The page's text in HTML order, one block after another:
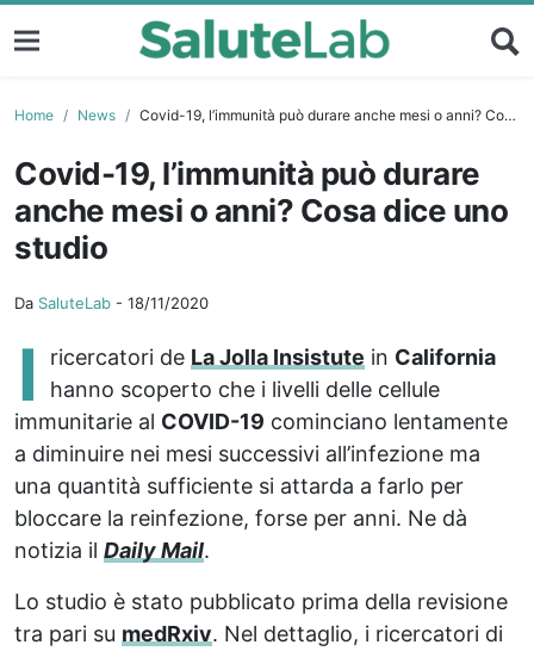
Home News Covid-19, l’immunità può durare anche mesi o anni? Cosa dice uno studio
Covid-19, l’immunità può durare
anche mesi o anni? Cosa dice uno
studio
Da SaluteLab - 18/11/2020
I ricercatori de La Jolla Insistute in California
hanno scoperto che i livelli delle cellule
immunitarie al COVID-19 cominciano lentamente
a diminuire nei mesi successivi all’infezione ma
una quantità sufficiente si attarda a farlo per
bloccare la reinfezione, forse per anni. Ne dà
notizia il Daily Mail.
Lo studio è stato pubblicato prima della revisione
tra pari su medRxiv. Nel dettaglio, i ricercatori di